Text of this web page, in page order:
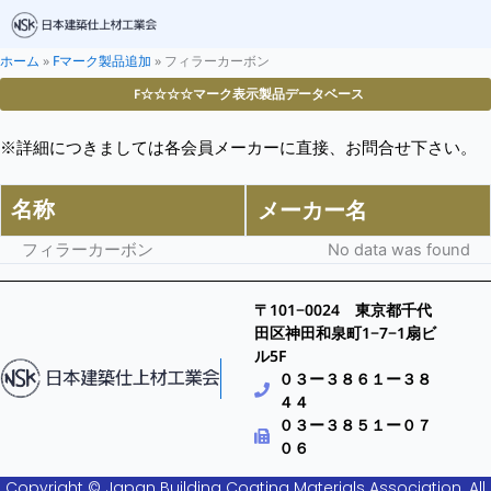
ホーム » Fマーク製品追加 » フィラーカーボン
F☆☆☆☆マーク表示製品データベース
※詳細につきましては各会員メーカーに直接、お問合せ下さい。
名称 メーカー名
フィラーカーボン No data was found
〒101−0024 東京都千代
田区神田和泉町1−7−1扇ビ
ル5F
０３ー３８６１ー３８
４４
０３ー３８５１ー０７
０６